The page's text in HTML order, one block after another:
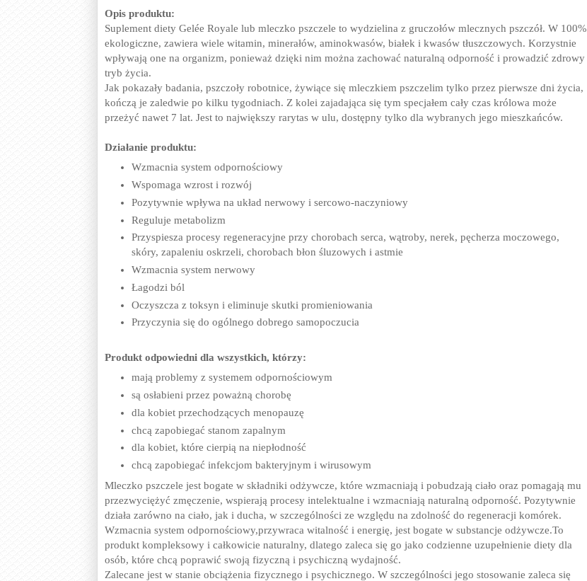
Opis produktu:
Suplement diety Gelée Royale lub mleczko pszczele to wydzielina z gruczołów mlecznych pszczół. W 100%
ekologiczne, zawiera wiele witamin, minerałów, aminokwasów, białek i kwasów tłuszczowych. Korzystnie
wpływają one na organizm, ponieważ dzięki nim można zachować naturalną odporność i prowadzić zdrowy
tryb życia.
Jak pokazały badania, pszczoły robotnice, żywiące się mleczkiem pszczelim tylko przez pierwsze dni życia,
kończą je zaledwie po kilku tygodniach. Z kolei zajadająca się tym specjałem cały czas królowa może
przeżyć nawet 7 lat. Jest to największy rarytas w ulu, dostępny tylko dla wybranych jego mieszkańców.
Działanie produktu:
Wzmacnia system odpornościowy
Wspomaga wzrost i rozwój
Pozytywnie wpływa na układ nerwowy i sercowo-naczyniowy
Reguluje metabolizm
Przyspiesza procesy regeneracyjne przy chorobach serca, wątroby, nerek, pęcherza moczowego,
skóry, zapaleniu oskrzeli, chorobach błon śluzowych i astmie
Wzmacnia system nerwowy
Łagodzi ból
Oczyszcza z toksyn i eliminuje skutki promieniowania
Przyczynia się do ogólnego dobrego samopoczucia
Produkt odpowiedni dla wszystkich, którzy:
mają problemy z systemem odpornościowym
są osłabieni przez poważną chorobę
dla kobiet przechodzących menopauzę
chcą zapobiegać stanom zapalnym
dla kobiet, które cierpią na niepłodność
chcą zapobiegać infekcjom bakteryjnym i wirusowym
Mleczko pszczele jest bogate w składniki odżywcze, które wzmacniają i pobudzają ciało oraz pomagają mu
przezwyciężyć zmęczenie, wspierają procesy intelektualne i wzmacniają naturalną odporność. Pozytywnie
działa zarówno na ciało, jak i ducha, w szczególności ze względu na zdolność do regeneracji komórek.
Wzmacnia system odpornościowy,przywraca witalność i energię, jest bogate w substancje odżywcze.To
produkt kompleksowy i całkowicie naturalny, dlatego zaleca się go jako codzienne uzupełnienie diety dla
osób, które chcą poprawić swoją fizyczną i psychiczną wydajność.
Zalecane jest w stanie obciążenia fizycznego i psychicznego. W szczególności jego stosowanie zaleca się